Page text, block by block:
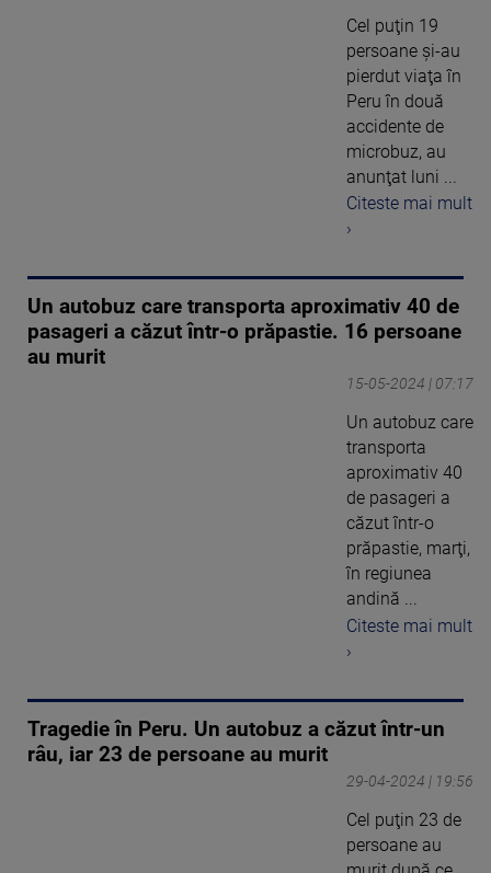
Cel puţin 19
persoane şi-au
pierdut viaţa în
Peru în două
accidente de
microbuz, au
anunţat luni ...
Citeste mai mult
›
Un autobuz care transporta aproximativ 40 de
pasageri a căzut într-o prăpastie. 16 persoane
au murit
15-05-2024 | 07:17
Un autobuz care
transporta
aproximativ 40
de pasageri a
căzut într-o
prăpastie, marţi,
în regiunea
andină ...
Citeste mai mult
›
Tragedie în Peru. Un autobuz a căzut într-un
râu, iar 23 de persoane au murit
29-04-2024 | 19:56
Cel puţin 23 de
persoane au